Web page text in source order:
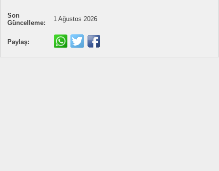
Son
Güncelleme:
1 Ağustos 2026
Paylaş: